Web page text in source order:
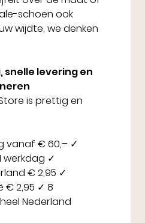
schoen ook
wijdte, we denken
snelle levering en
is prettig en
vanaf € 60,– ✓
werkdag ✓
€ 2,95 ✓
€ 2,95 ✓ 8
Nederland